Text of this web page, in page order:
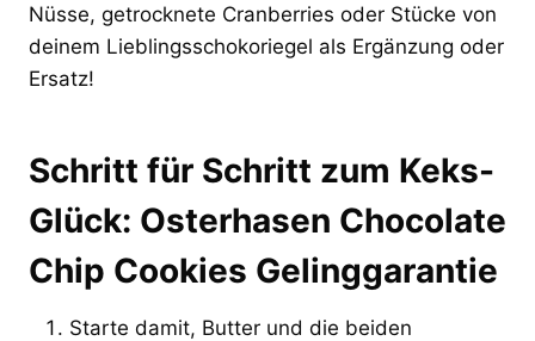
Nüsse, getrocknete Cranberries oder Stücke von
deinem Lieblingsschokoriegel als Ergänzung oder
Ersatz!
Schritt für Schritt zum Keks-
Glück: Osterhasen Chocolate
Chip Cookies Gelinggarantie
Starte damit, Butter und die beiden